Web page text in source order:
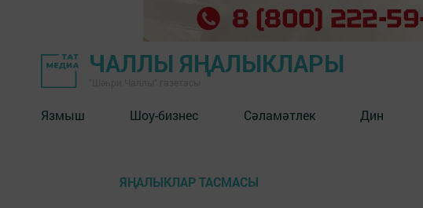
ЧАЛЛЫ ЯҢАЛЫКЛАРЫ
Язмыш Шоу-бизнес Сәламәтлек Дин
ЯҢАЛЫКЛАР ТАСМАСЫ